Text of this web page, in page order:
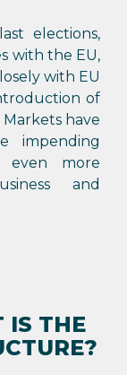
elections,
with the EU,
with EU
of
have
impending
even more
and
IS THE